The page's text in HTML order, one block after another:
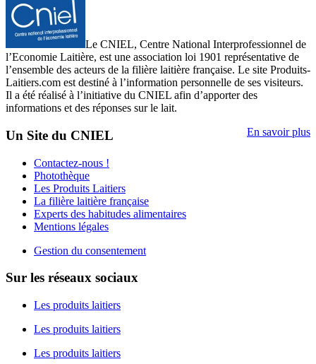
Le CNIEL, Centre National Interprofessionnel de
l’Economie Laitière, est une association loi 1901 représentative de
l’ensemble des acteurs de la filière laitière française. Le site Produits-
Laitiers.com est destiné à l’information personnelle de ses visiteurs.
Il a été réalisé à l’initiative du CNIEL afin d’apporter des
informations et des réponses sur le lait.
En savoir plus
Un Site du CNIEL
Contactez-nous !
Photothèque
Les Produits Laitiers
La filière laitière française
Experts des habitudes alimentaires
Mentions légales
Gestion du consentement
Sur les réseaux sociaux
Les produits laitiers
Les produits laitiers
Les produits laitiers